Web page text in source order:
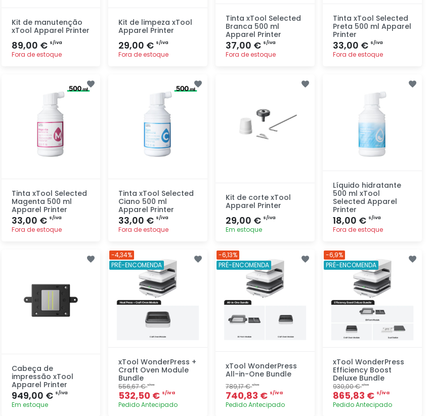
Kit de manutenção
xTool Apparel Printer
89,00 € s/iva
Fora de estoque
rapidamente
Kit de limpeza xTool
Apparel Printer
29,00 € s/iva
Fora de estoque
rapidamente
Tinta xTool Selected
Branca 500 ml
Apparel Printer
37,00 € s/iva
Fora de estoque
Tinta xTool Selected
Preta 500 ml Apparel
Printer
33,00 € s/iva
Fora de estoque
Tinta xTool Selected
Magenta 500 ml
Apparel Printer
33,00 € s/iva
Fora de estoque
Tinta xTool Selected
Ciano 500 ml
Apparel Printer
33,00 € s/iva
Fora de estoque
rapidamente
Kit de corte xTool
Apparel Printer
29,00 € s/iva
Em estoque
rapidamente
Líquido hidratante
500 ml xTool
Selected Apparel
Printer
18,00 € s/iva
Fora de estoque
rapidamente
Cabeça de
impressão xTool
Apparel Printer
949,00 € s/iva
Em estoque
xTool WonderPress +
Craft Oven Module
Bundle
556,67 €s/iva
532,50 € s/iva
Pedido Antecipado
-4,34%
PRÉ-ENCOMENDA
xTool WonderPress
All-in-One Bundle
789,17 €s/iva
740,83 € s/iva
Pedido Antecipado
-6,13%
PRÉ-ENCOMENDA
xTool WonderPress
Efficiency Boost
Deluxe Bundle
930,00 €s/iva
865,83 € s/iva
Pedido Antecipado
-6,9%
PRÉ-ENCOMENDA